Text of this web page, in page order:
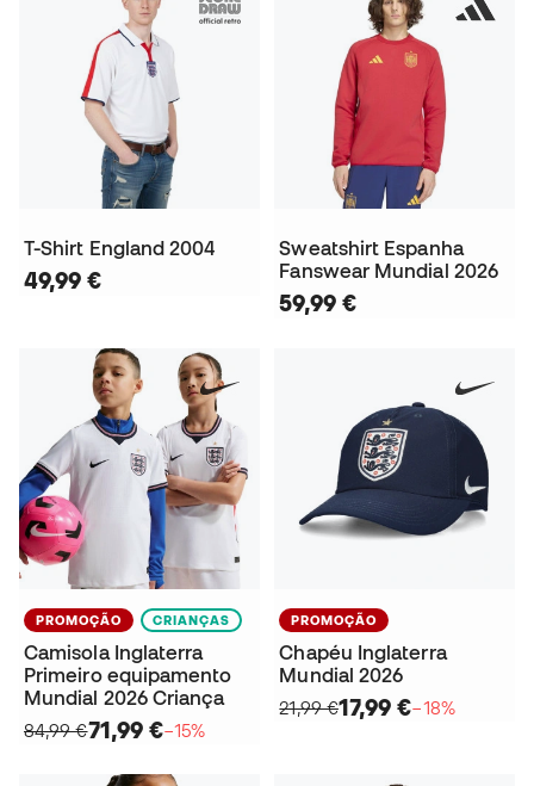
T-Shirt England 2004
49,99 €
Sweatshirt Espanha
Fanswear Mundial 2026
59,99 €
PROMOÇÃO CRIANÇAS
Camisola Inglaterra
Primeiro equipamento
Mundial 2026 Criança
84,99 €71,99 €−15%
PROMOÇÃO
Chapéu Inglaterra
Mundial 2026
21,99 €17,99 €−18%